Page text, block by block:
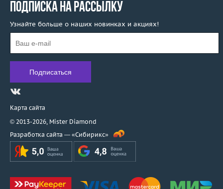
ПОДПИСКА НА РАССЫЛКУ
Узнайте больше о наших новинках и акциях!
Карта сайта
© 2013-2026, Mister Diamond
Разработка сайта — «Сибирикс»